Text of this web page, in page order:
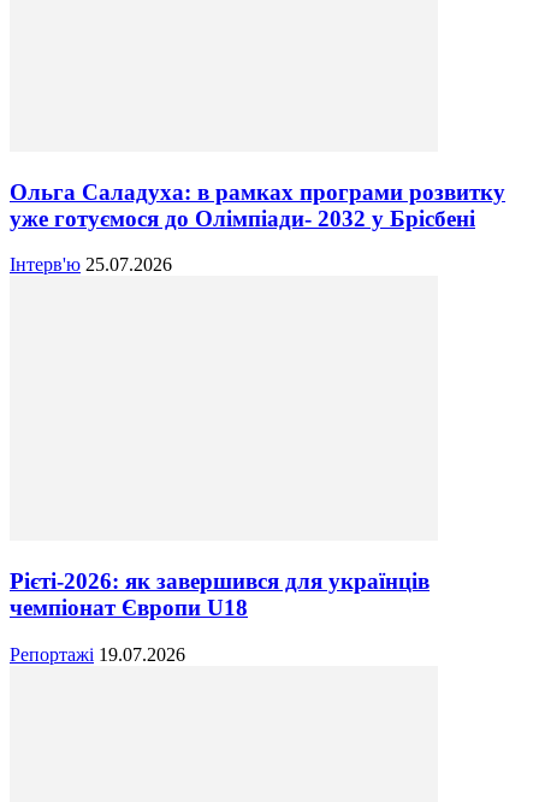
Ольга Саладуха: в рамках програми розвитку
уже готуємося до Олімпіади- 2032 у Брісбені
Інтерв'ю 25.07.2026
Рієті-2026: як завершився для українців
чемпіонат Європи U18
Репортажі 19.07.2026